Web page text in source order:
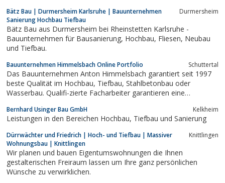
Bätz Bau | Durmersheim Karlsruhe | Bauunternehmen
Sanierung Hochbau Tiefbau
Durmersheim
Bätz Bau aus Durmersheim bei Rheinstetten Karlsruhe -
Bauunternehmen für Bausanierung, Hochbau, Fliesen, Neubau
und Tiefbau.
Bauunternehmen Himmelsbach Online Portfolio Schuttertal
Das Bauunternehmen Anton Himmelsbach garantiert seit 1997
beste Qualität im Hochbau, Tiefbau, Stahlbetonbau oder
Wasserbau. Qualifi-zierte Facharbeiter garantieren eine
Bernhard Usinger Bau GmbH Kelkheim
Leistungen in den Bereichen Hochbau, Tiefbau und Sanierung
Dürrwächter und Friedrich | Hoch- und Tiefbau | Massiver
Wohnungsbau | Knittlingen
Knittlingen
Wir planen und bauen Eigentumswohnungen die Ihnen
gestalterischen Freiraum lassen um Ihre ganz persönlichen
Wünsche zu verwirklichen.